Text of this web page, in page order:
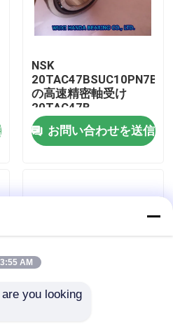
NSK
20TAC47BSUC10PN7B
の高速精密軸受け
20TAC47B
SUC10PN7B
20X47X15mm
お問い合わせを送信
3:55 AM
you looking